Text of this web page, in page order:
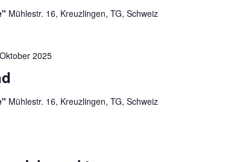
Mühlestr. 16, Kreuzlingen, TG, Schweiz
2025
Mühlestr. 16, Kreuzlingen, TG, Schweiz